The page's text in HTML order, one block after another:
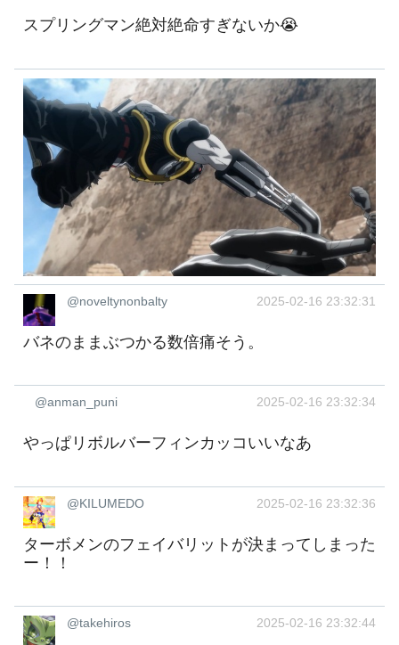
スプリングマン絶対絶命すぎないか😭
@noveltynonbalty 2025-02-16 23:32:31
バネのままぶつかる数倍痛そう。
@anman_puni 2025-02-16 23:32:34
やっぱリボルバーフィンカッコいいなあ
@KILUMEDO 2025-02-16 23:32:36
ターボメンのフェイバリットが決まってしまった
ー！！
@takehiros 2025-02-16 23:32:44